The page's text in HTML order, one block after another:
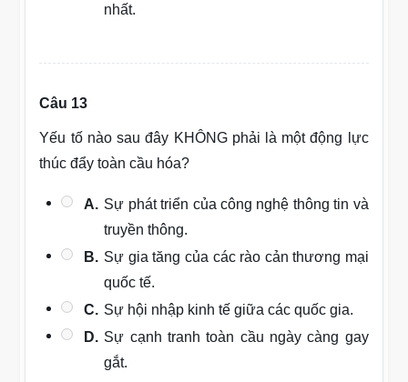
nhất.
Câu 13
Yếu tố nào sau đây KHÔNG phải là một động lực
thúc đẩy toàn cầu hóa?
A. Sự phát triển của công nghệ thông tin và
truyền thông.
B. Sự gia tăng của các rào cản thương mại
quốc tế.
C. Sự hội nhập kinh tế giữa các quốc gia.
D. Sự cạnh tranh toàn cầu ngày càng gay
gắt.